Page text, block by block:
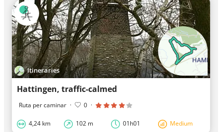
Itineraries
Hattingen, traffic-calmed
Ruta per caminar · 0 ·
4,24 km 102 m 01h01 Medium